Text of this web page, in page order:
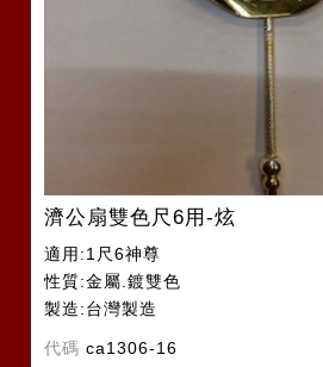
濟公扇雙色尺6用-炫
適用:1尺6神尊
性質:金屬.鍍雙色
製造:台灣製造
代碼 ca1306-16